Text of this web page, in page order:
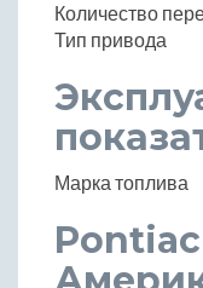
Количество
Тип привода
Марка топлива